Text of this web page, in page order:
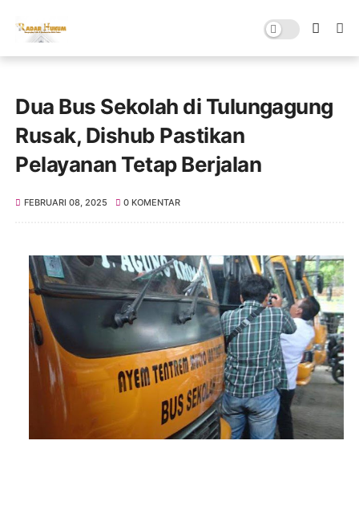
Dua Bus Sekolah di Tulungagung
Rusak, Dishub Pastikan
Pelayanan Tetap Berjalan
FEBRUARI 08, 2025 0 KOMENTAR